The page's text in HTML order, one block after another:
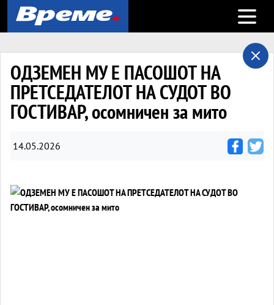
Open
ОДЗЕМЕН МУ Е ПАСОШОТ НА
ПРЕТСЕДАТЕЛОТ НА СУДОТ ВО
ГОСТИВАР, осомничен за мито
14.05.2026